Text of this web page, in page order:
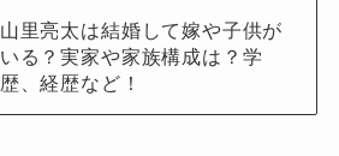
山里亮太は結婚して嫁や子供が
いる？実家や家族構成は？学
歴、経歴など！